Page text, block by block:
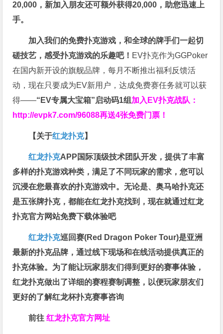
20,000，新加入朋友还可额外获得20,000，助您迅速上
手。
加入我们的免费扑克游戏，和全球的牌手们一起切
磋技艺，感受扑克游戏的乐趣吧！ EV扑克作为GGPoker
在国内新开设的旗舰品牌，每月不断推出福利反馈活
动，现在只要成为EV新用户，达成免费赛任务就可以获
得——“EV专属大宝箱”启动码1组 加入EV扑克战队：
http://evpk7.com/96088再送4张免费门票！
【关于红龙扑克】
红龙扑克APP国际顶级技术团队开发，提供了丰富
多样的扑克游戏种类，满足了不同玩家的需求，您可以
沉浸在您最喜欢的扑克游戏中。无论是、奥马哈扑克还
是五张牌扑克，都能在红龙扑克找到，现在就通过红龙
扑克官方网站免费下载体验吧
红龙扑克巡回赛​(Red Dragon Poker Tour)是亚洲
最新的扑克品牌，通过线下现场和在线活动提供真正的
扑克体验。为了能让玩家朋友们得到更好的赛事体验，
红龙扑克做出了详细的赛程赛制调整，以便玩家朋友们
更好的了解红龙杯扑克赛事咨询
前往红龙扑克官方网址